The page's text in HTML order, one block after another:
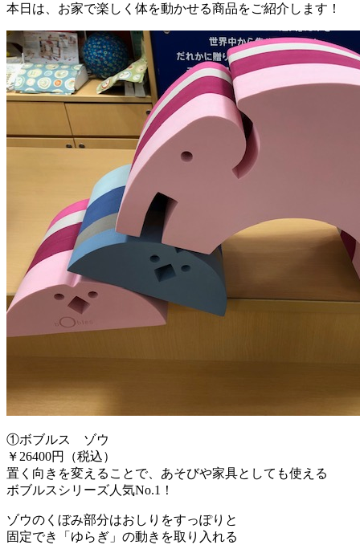
本日は、お家で楽しく体を動かせる商品をご紹介します！
①ボブルス ゾウ
￥26400円（税込）
置く向きを変えることで、あそびや家具としても使える
ボブルスシリーズ人気No.1！
ゾウのくぼみ部分はおしりをすっぽりと
固定でき「ゆらぎ」の動きを取り入れる